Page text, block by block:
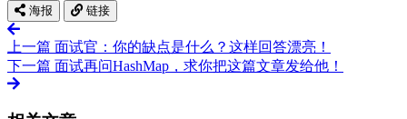
海报 链接
上一篇 面试官：你的缺点是什么？这样回答漂亮！
下一篇 面试再问HashMap，求你把这篇文章发给他！